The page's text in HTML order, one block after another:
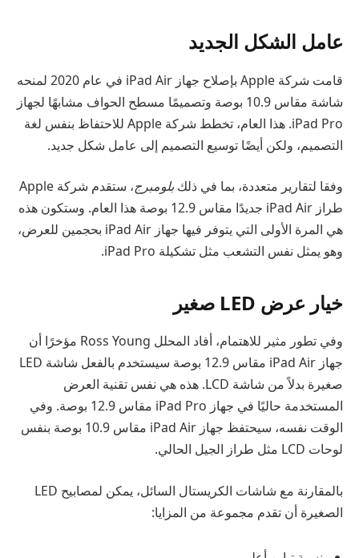
عامل الشكل الجديد
قامت شركة Apple بإصلاح جهاز iPad Air في عام 2020 لمنحه
شاشة مقاس 10.9 بوصة وتصميمًا مسطح الحواف مشابهًا لجهاز
iPad Pro. هذا العام، تخطط شركة Apple للاحتفاظ بنفس لغة
التصميم، ولكن أيضًا توسيع التصميم إلى عامل شكل جديد.
وفقا لتقارير متعددة، بما في ذلك بلومبرج
، ستقدم شركة Apple
طراز iPad Air جديدًا مقاس 12.9 بوصة هذا العام. وستكون هذه
هي المرة الأولى التي يتوفر فيها جهاز iPad Air بحجمين للعرض،
وهو يمثل نفس التشعب مثل تشكيلة iPad Pro.
خيار عرض LED صغير
وفي تطور مثير للاهتمام، أفاد المحلل Ross Young مؤخرًا أن
جهاز iPad Air مقاس 12.9 بوصة سيستخدم بالفعل شاشة LED
صغيرة بدلاً من شاشة LCD. هذه هي نفس تقنية العرض
المستخدمة حاليًا في جهاز iPad Pro مقاس 12.9 بوصة. وفي
الوقت نفسه، سيحتفظ جهاز iPad Air مقاس 10.9 بوصة بنفس
لوحات LCD مثل طراز الجيل الحالي.
بالمقارنة مع شاشات الكريستال السائل، يمكن لمصابيح LED
الصغيرة أن تقدم مجموعة من المزايا: